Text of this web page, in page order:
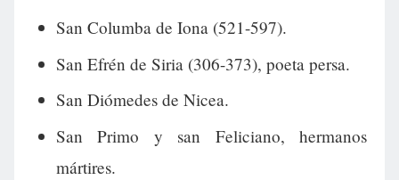
San Columba de Iona (521-597).
San Efrén de Siria (306-373), poeta persa.
San Diómedes de Nicea.
San Primo y san Feliciano, hermanos
mártires.